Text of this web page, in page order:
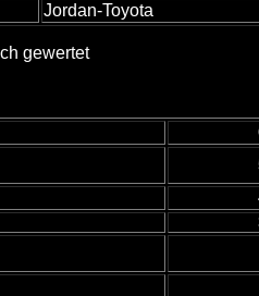
Jordan-Toyota
gewertet